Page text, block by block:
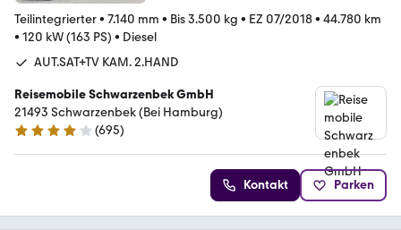
Teilintegrierter• 7.140 mm • Bis 3.500 kg • EZ 07/2018• 44.780 km
• 120 kW (163 PS) • Diesel
AUT.SAT+TV KAM. 2.HAND
Reisemobile Schwarzenbek GmbH
21493 Schwarzenbek (Bei Hamburg)
4 Sterne
(695)
Kontakt Parken